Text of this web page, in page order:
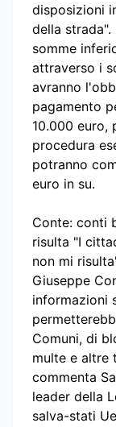
disposizioni
della
somme
attraverso i
avranno
pagamento
10.000 euro,
procedura
potranno
euro in su.
Conte: conti
risulta "I
non mi
Giuseppe
informazioni
Comuni, di
multe e altre
commenta
leader della
salva-stati